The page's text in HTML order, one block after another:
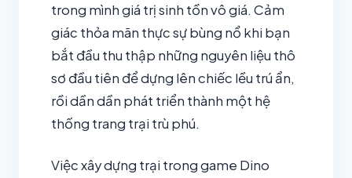
trong mình giá trị sinh tồn vô giá. Cảm
giác thỏa mãn thực sự bùng nổ khi bạn
bắt đầu thu thập những nguyên liệu thô
sơ đầu tiên để dựng lên chiếc lều trú ẩn,
rồi dần dần phát triển thành một hệ
thống trang trại trù phú.
Việc xây dựng trại trong game Dino